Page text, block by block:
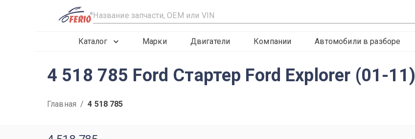
R
Каталог Марки Двигатели Компании Автомобили в разборе
4 518 785 Ford Стартер Ford Explorer (01-11)
Главная / 4 518 785